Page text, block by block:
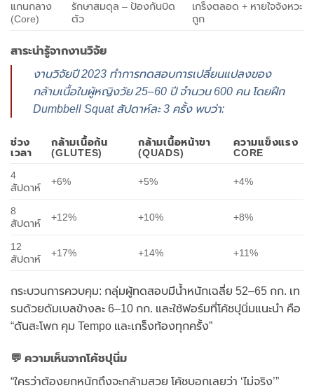
แกนกลาง
(Core)
รักษาสมดุล – ป้องกันบิด
ตัว
เกร็งตลอด + หายใจจังหวะ
ถูก
สาระน่ารู้จากงานวิจัย
งานวิจัยปี 2023 ทำการทดสอบการเปลี่ยนแปลงของ
กล้ามเนื้อในผู้หญิงวัย 25–60 ปี จำนวน 600 คน โดยฝึก
Dumbbell Squat สัปดาห์ละ 3 ครั้ง พบว่า:
ช่วง
เวลา
กล้ามเนื้อก้น
(GLUTES)
กล้ามเนื้อหน้าขา
(QUADS)
ความแข็งแรง
CORE
4
สัปดาห์
+6% +5% +4%
8
สัปดาห์
+12% +10% +8%
12
สัปดาห์
+17% +14% +11%
กระบวนการควบคุม: กลุ่มผู้ทดสอบมีน้ำหนักเฉลี่ย 52–65 กก. เท
รนด้วยดัมเบลข้างละ 6–10 กก. และใช้ฟอร์มที่โค้ชปุนิ่มแนะนำ คือ
“ดันสะโพก คุม Tempo และเกร็งท้องทุกครั้ง”
💬 ความเห็นจากโค้ชปุนิ่ม
“ใครว่าต้องยกหนักถึงจะกล้ามสวย โค้ชบอกเลยว่า ‘ไม่จริง’”